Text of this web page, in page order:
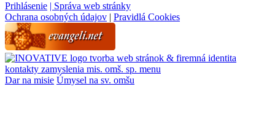
Prihlásenie | Správa web stránky
Ochrana osobných údajov | Pravidlá Cookies
tvorba web stránok & firemná identita
kontakty zamyslenia mis. omš. sp. menu
Dar na misie Úmysel na sv. omšu